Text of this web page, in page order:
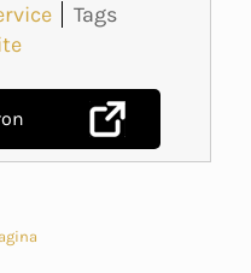
Tags